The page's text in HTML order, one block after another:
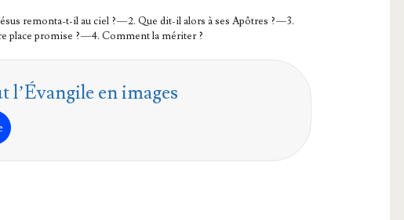
remon­ta-t-il au ciel ? — 2. Que dit-il alors à ses Apôtres ? — 3.
place pro­mise ? — 4. Com­ment la mériter ?
l’Évangile en images